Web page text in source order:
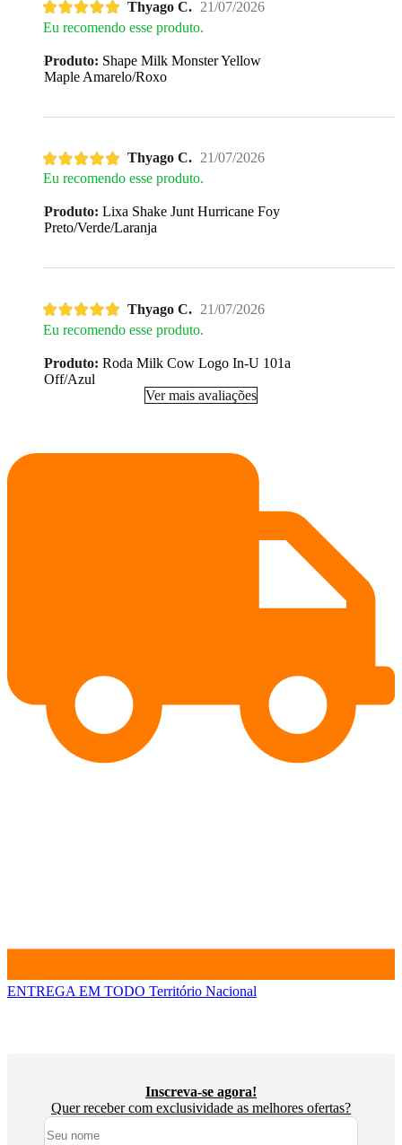
Thyago C. 21/07/2026
Eu recomendo esse produto.
Produto: Shape Milk Monster Yellow
Maple Amarelo/Roxo
Thyago C. 21/07/2026
Eu recomendo esse produto.
Produto: Lixa Shake Junt Hurricane Foy
Preto/Verde/Laranja
Thyago C. 21/07/2026
Eu recomendo esse produto.
Produto: Roda Milk Cow Logo In-U 101a
Off/Azul
Ver mais avaliações
ENTREGA EM TODO Território Nacional
Inscreva-se agora!
Quer receber com exclusividade as melhores ofertas?